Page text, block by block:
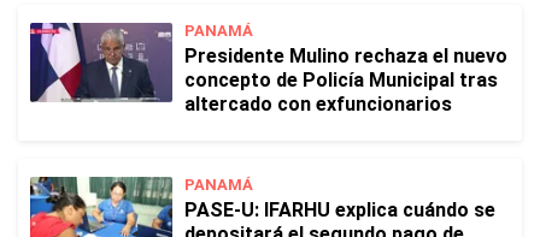
PANAMÁ
Presidente Mulino rechaza el nuevo
concepto de Policía Municipal tras
altercado con exfuncionarios
PANAMÁ
PASE-U: IFARHU explica cuándo se